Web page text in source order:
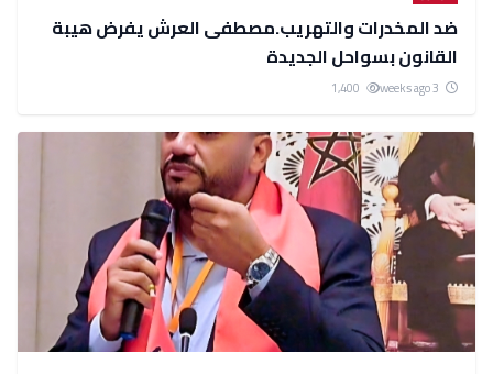
ضد المخدرات والتهريب.مصطفى العرش يفرض هيبة
القانون بسواحل الجديدة